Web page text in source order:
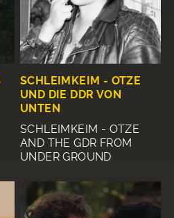
SCHLEIMKEIM - OTZE
UND DIE DDR VON
UNTEN
SCHLEIMKEIM - OTZE
AND THE GDR FROM
UNDER GROUND